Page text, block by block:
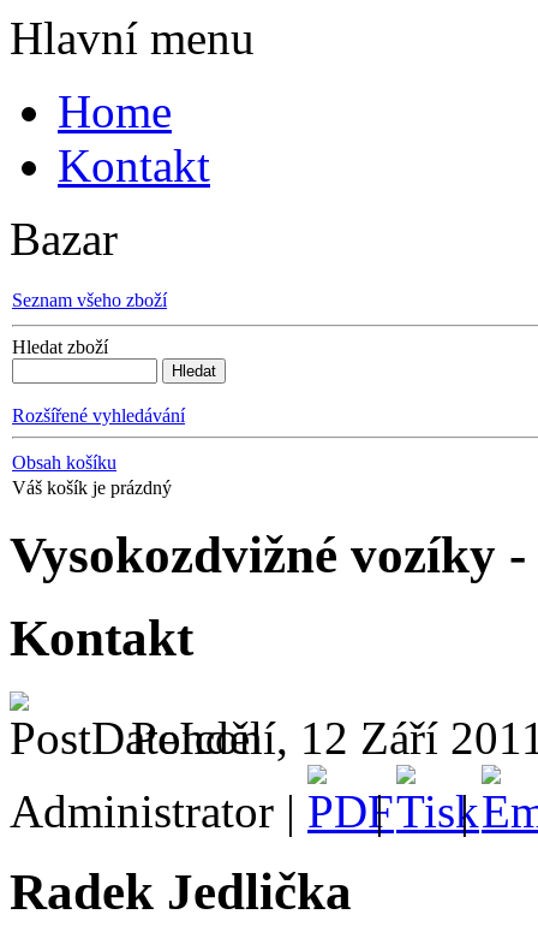
Hlavní menu
Home
Kontakt
Bazar
Seznam všeho zboží
Hledat zboží
Rozšířené vyhledávání
Obsah košíku
Váš košík je prázdný
Vysokozdvižné vozíky -
Kontakt
Pondělí, 12 Září
Administrator |
| |
Radek Jedlička